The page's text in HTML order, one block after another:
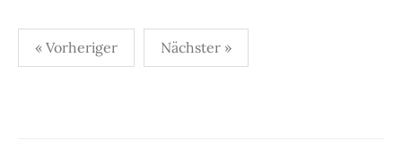
Seitennummerierung
der
« Vorheriger Nächster »